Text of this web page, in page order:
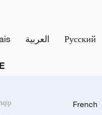
العربية Русский
French